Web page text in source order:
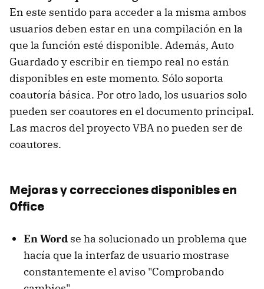
En este sentido para acceder a la misma ambos
usuarios deben estar en una compilación en la
que la función esté disponible. Además, Auto
Guardado y escribir en tiempo real no están
disponibles en este momento. Sólo soporta
coautoría básica. Por otro lado, los usuarios solo
pueden ser coautores en el documento principal.
Las macros del proyecto VBA no pueden ser de
coautores.
Mejoras y correcciones disponibles en
Office
En Word se ha solucionado un problema que
hacía que la interfaz de usuario mostrase
constantemente el aviso "Comprobando